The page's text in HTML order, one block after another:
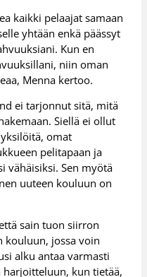
kaikki pelaajat samaan
yhtään enkä päässyt
Kun en
niin oman
Menna kertoo.
ei tarjonnut sitä, mitä
Siellä ei ollut
omat
pelitapaan ja
vähäisiksi. Sen myötä
uuteen kouluun on
sain tuon siirron
kouluun, jossa voin
alku antaa varmasti
kun tietää,